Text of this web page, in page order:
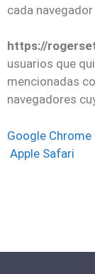
cada
https://
usuarios que
mencionadas
navegadores
Google Chrome
Apple Safari